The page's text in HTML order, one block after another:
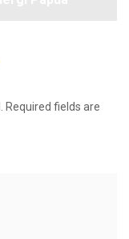
Required fields are